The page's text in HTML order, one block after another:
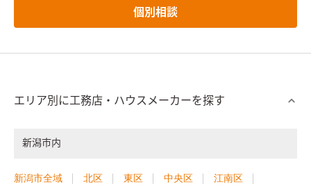
個別相談
エリア別に工務店・ハウスメーカーを探す
新潟市内
新潟市全域 北区 東区 中央区
江南区